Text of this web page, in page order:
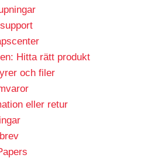
Hitta rätt produkt
och filer
eller retur